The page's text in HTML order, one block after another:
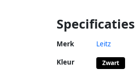
Specificaties
Merk Leitz
Kleur Zwart